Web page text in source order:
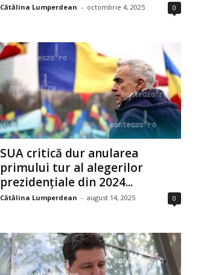
Cătălina Lumperdean - octombrie 4, 2025 0
SUA critică dur anularea
primului tur al alegerilor
prezidențiale din 2024...
Cătălina Lumperdean - august 14, 2025 0